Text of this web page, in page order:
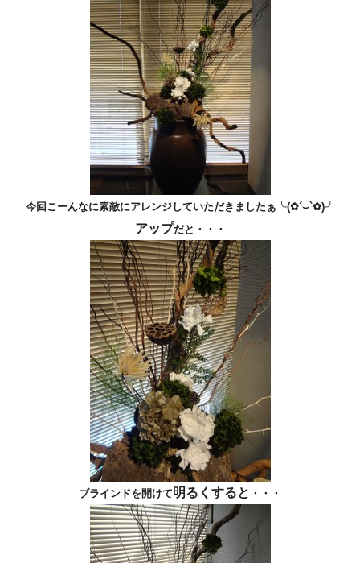
今回こーんなに素敵にアレンジしていただきましたぁ╰(✿´⌣`✿)╯
アップだと・・・
ブラインドを開けて明るくすると ・・・